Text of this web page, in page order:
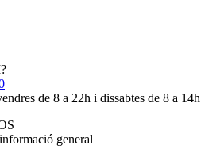
de 8 a 22h i dissabtes de 8 a 14h
general